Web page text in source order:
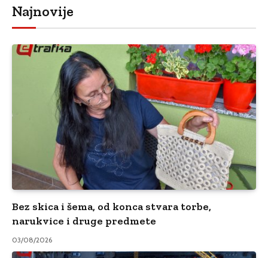
Najnovije
Bez skica i šema, od konca stvara torbe,
narukvice i druge predmete
03/08/2026